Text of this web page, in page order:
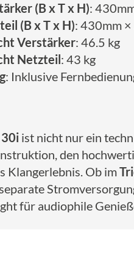
(B x T x H):
(B x T x H): 430mm
Verstärker: 46.5 kg
Netzteil: 43 kg
: Inklusive
30i ist nicht nur ein
den
Klangerlebnis. Ob im
für audiophile